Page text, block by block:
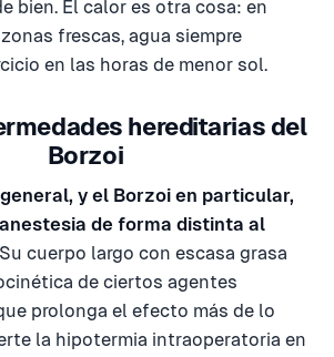
bien. El calor es otra cosa: en
frescas, agua siempre
en las horas de menor sol.
hereditarias del
Borzoi
y el Borzoi en particular,
de forma distinta al
Su cuerpo largo con escasa grasa
de ciertos agentes
prolonga el efecto más de lo
la hipotermia intraoperatoria en